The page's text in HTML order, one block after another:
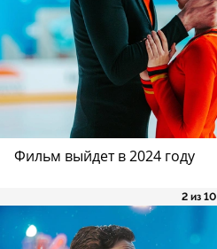
Фильм выйдет в 2024 году
2 из 10